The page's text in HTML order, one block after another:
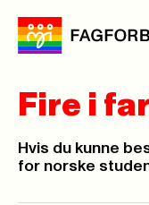
Fire i
Hvis du kunne
for norske